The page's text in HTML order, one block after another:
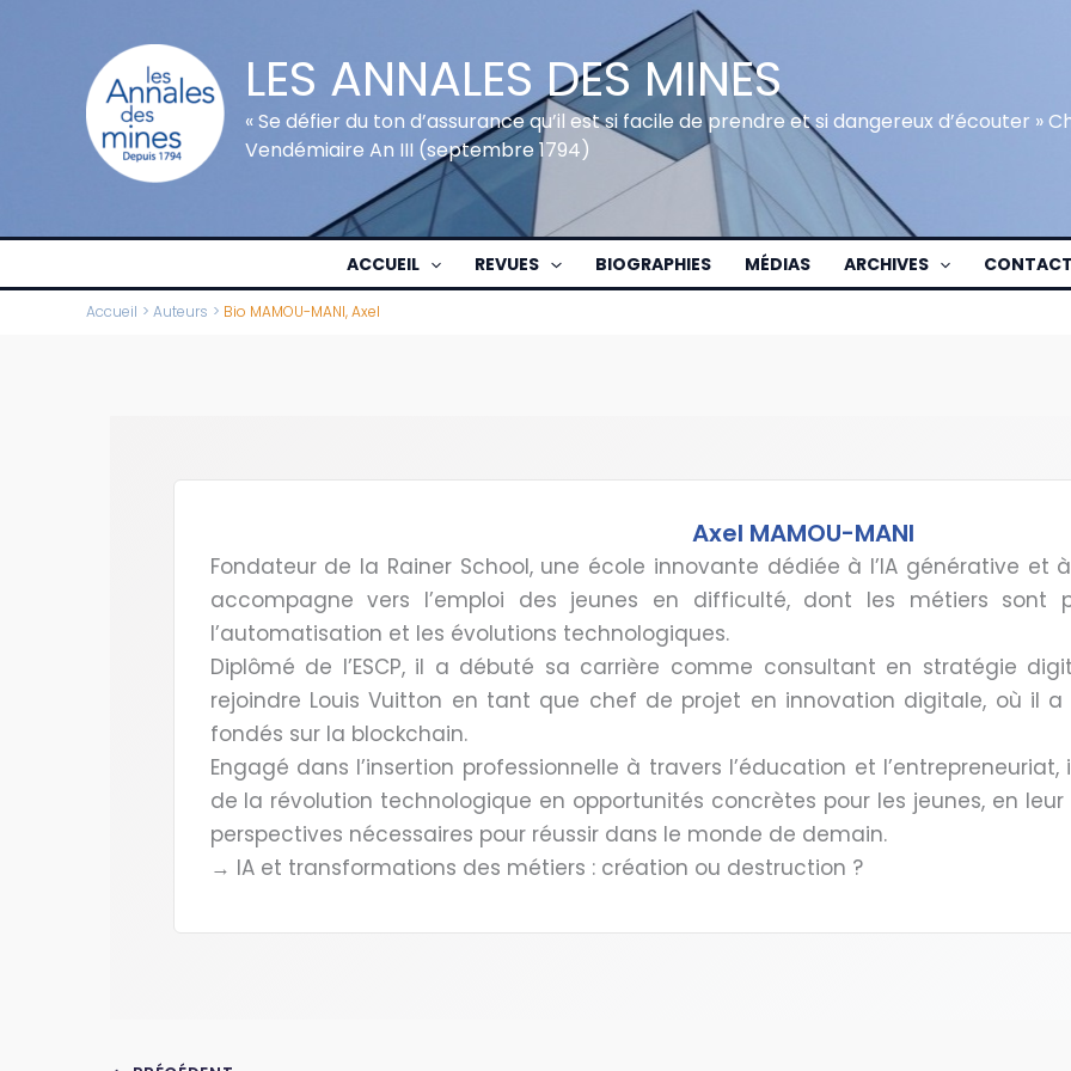
LES ANNALES DES MINES
« Se défier du ton d’assurance qu’il est si facile de prendre et si dangereux d’écouter »
Vendémiaire An III (septembre 1794)
ACCUEIL REVUES BIOGRAPHIES MÉDIAS ARCHIVES CONTACT
Accueil Auteurs Bio MAMOU-MANI, Axel
Axel MAMOU-MANI
Fondateur de la Rainer School, une école innovante dédiée à l’IA générative et
accompagne vers l’emploi des jeunes en difficulté, dont les métiers sont
l’automatisation et les évolutions technologiques.
Diplômé de l’ESCP, il a débuté sa carrière comme consultant en stratégie
rejoindre Louis Vuitton en tant que chef de projet en innovation digitale, où il
fondés sur la blockchain.
Engagé dans l’insertion professionnelle à travers l’éducation et
de la révolution technologique en opportunités concrètes pour les jeunes, en
perspectives nécessaires pour réussir dans le monde de demain.
→ IA et transformations des métiers : création ou destruction ?